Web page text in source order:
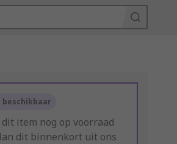
item nog op voorraad
dit binnenkort uit ons